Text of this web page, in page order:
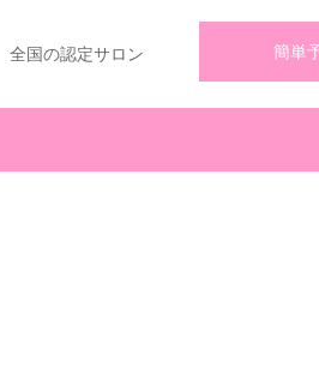
簡単
全国の認定サロン